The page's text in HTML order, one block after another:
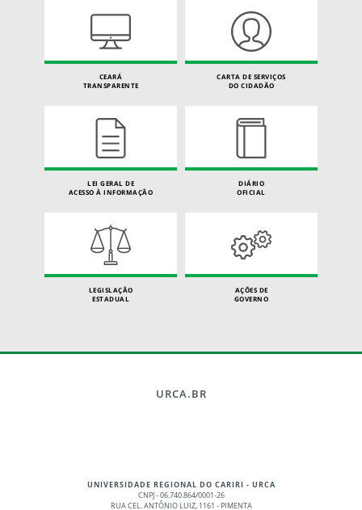
CEARÁ
TRANSPARENTE
CARTA DE SERVIÇOS
DO CIDADÃO
LEI GERAL DE
ACESSO À INFORMAÇÃO
DIÁRIO
OFICIAL
LEGISLAÇÃO
ESTADUAL
AÇÕES DE
GOVERNO
URCA.BR
UNIVERSIDADE REGIONAL DO CARIRI - URCA
CNPJ - 06.740.864/0001-26
RUA CEL. ANTÔNIO LUIZ, 1161 - PIMENTA